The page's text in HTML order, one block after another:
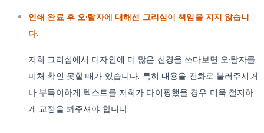
인쇄 완료 후 오·탈자에 대해선 그리심이 책임을 지지 않습니
다.
저희 그리심에서 디자인에 더 많은 신경을 쓰다보면 오·탈자를
미처 확인 못할 때가 있습니다. 특히 내용을 전화로 불러주시거
나 부득이하게 텍스트를 저희가 타이핑했을 경우 더욱 철저하
게 교정을 봐주셔야 합니다.